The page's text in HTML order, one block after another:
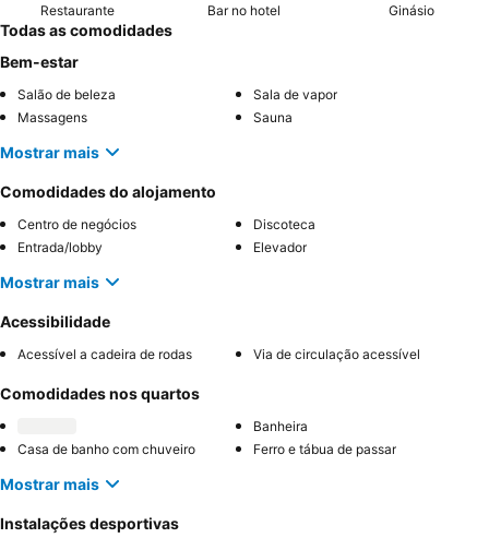
Restaurante Bar no hotel Ginásio
Todas as comodidades
Bem-estar
Salão de beleza
Sala de vapor
Massagens
Sauna
Mostrar mais
Comodidades do alojamento
Centro de negócios
Discoteca
Entrada/lobby
Elevador
Mostrar mais
Acessibilidade
Acessível a cadeira de rodas Via de circulação acessível
Comodidades nos quartos
Banheira
Casa de banho com chuveiro
Ferro e tábua de passar
Mostrar mais
Instalações desportivas